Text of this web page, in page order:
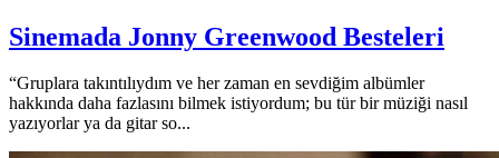
Sinemada Jonny Greenwood Besteleri
“Gruplara takıntılıydım ve her zaman en sevdiğim albümler
hakkında daha fazlasını bilmek istiyordum; bu tür bir müziği nasıl
yazıyorlar ya da gitar so...